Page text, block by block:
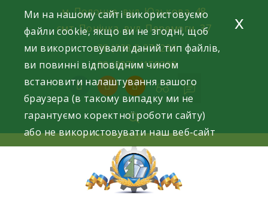
content
м. Полонне, вул. Юзькова, 48
смт. Понінка, вул. Перемоги, 37
+38 (0384) 371293
+38 (097) 4159398
facebookinstagramyoutube
Ми на нашому сайті використовуємо
файли cookie, якщо ви не згодні, щоб
ми використовували даний тип файлів,
ви повинні відповідним чином
встановити налаштування вашого
браузера (в такому випадку ми не
гарантуємо коректної роботи сайту)
або не використовувати наш веб-сайт
x